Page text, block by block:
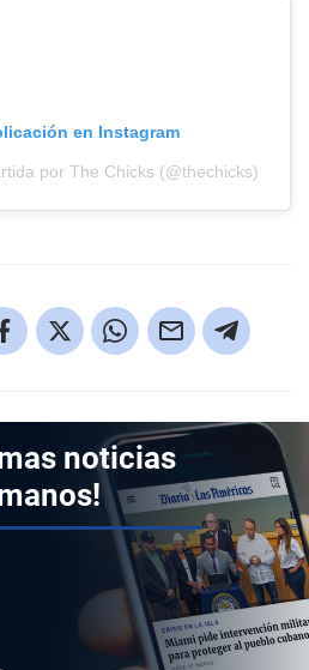
en Instagram
por The Chicks (@thechicks)
noticias